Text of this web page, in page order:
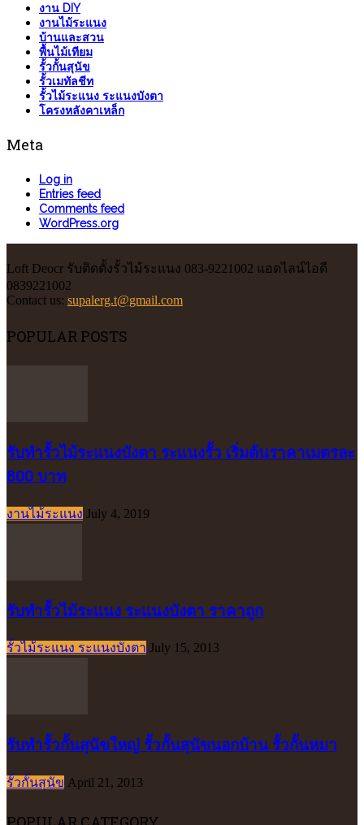
งาน DIY
งานไม้ระแนง
บ้านและสวน
พื้นไม้เทียม
รั้วกั้นสุนัข
รั้วเมทัลชีท
รั้วไม้ระแนง ระแนงบังตา
โครงหลังคาเหล็ก
Meta
Log in
Entries feed
Comments feed
WordPress.org
Loft Deocr รับติดตั้งรั้วไม้ระแนง 083-9221002 แอดไลน์ไอดี
0839221002
Contact us: supalerg.t@gmail.com
POPULAR POSTS
รับทำรั้วไม้ระแนงบังตา ระแนงรั้ว เริ่มต้นราคาเมตรละ
800 บาท
งานไม้ระแนง July 4, 2019
รับทำรั้วไม้ระแนง ระแนงบังตา ราคาถูก
รั้วไม้ระแนง ระแนงบังตา July 15, 2013
รับทำรั้วกั้นสุนัขใหญ่ รั้วกั้นสุนัขนอกบ้าน รั้วกั้นหมา
รั้วกั้นสุนัข April 21, 2013